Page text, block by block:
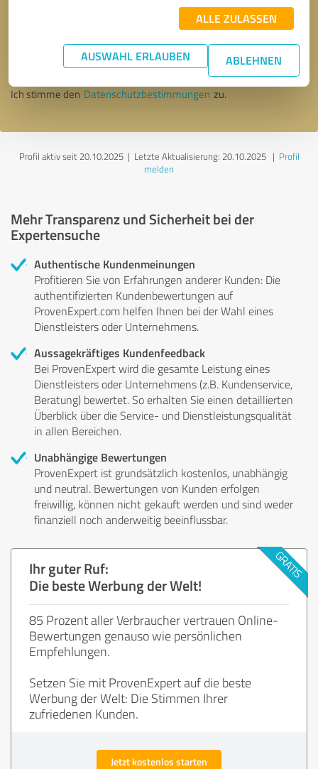
ALLE ZULASSEN
AUSWAHL ERLAUBEN ABLEHNEN
* Erforderliche Angaben
Nachricht senden
Ich stimme den Datenschutzbestimmungen zu.
Profil aktiv seit 20.10.2025 | Letzte Aktualisierung: 20.10.2025| Profil
melden
Mehr Transparenz und Sicherheit bei der
Expertensuche
Authentische Kundenmeinungen
Profitieren Sie von Erfahrungen anderer Kunden: Die
authentifizierten Kundenbewertungen auf
ProvenExpert.com helfen Ihnen bei der Wahl eines
Dienstleisters oder Unternehmens.
Aussagekräftiges Kundenfeedback
Bei ProvenExpert wird die gesamte Leistung eines
Dienstleisters oder Unternehmens (z.B. Kundenservice,
Beratung) bewertet. So erhalten Sie einen detaillierten
Überblick über die Service- und Dienstleistungsqualität
in allen Bereichen.
Unabhängige Bewertungen
ProvenExpert ist grundsätzlich kostenlos, unabhängig
und neutral. Bewertungen von Kunden erfolgen
freiwillig, können nicht gekauft werden und sind weder
finanziell noch anderweitig beeinflussbar.
Ihr guter Ruf:
Die beste Werbung der Welt!
85 Prozent aller Verbraucher vertrauen Online-
Bewertungen genauso wie persönlichen
Empfehlungen.
Setzen Sie mit ProvenExpert auf die beste
Werbung der Welt: Die Stimmen Ihrer
zufriedenen Kunden.
Jetzt kostenlos starten